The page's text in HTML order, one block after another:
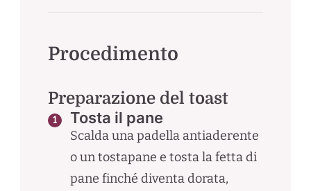
Procedimento
Preparazione del toast
Tosta il pane
Scalda una padella antiaderente
o un tostapane e tosta la fetta di
pane finché diventa dorata,